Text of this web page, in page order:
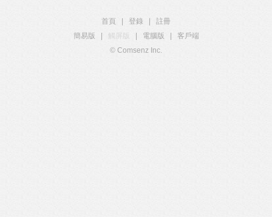
首頁 登錄
註冊
簡易版
觸屏版 電腦版
客戶端
© Comsenz Inc.